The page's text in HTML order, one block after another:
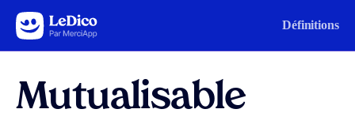
Aller au contenu Définitions
Mutualisable